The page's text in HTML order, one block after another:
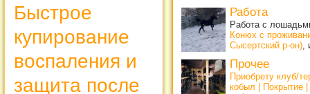
Быстрое
купирование
воспаления и
защита после
Работа
Работа с
Конюх с
Сысертский р-он)
Прочее
Приобрету клуб/
кобыл | Покрытие